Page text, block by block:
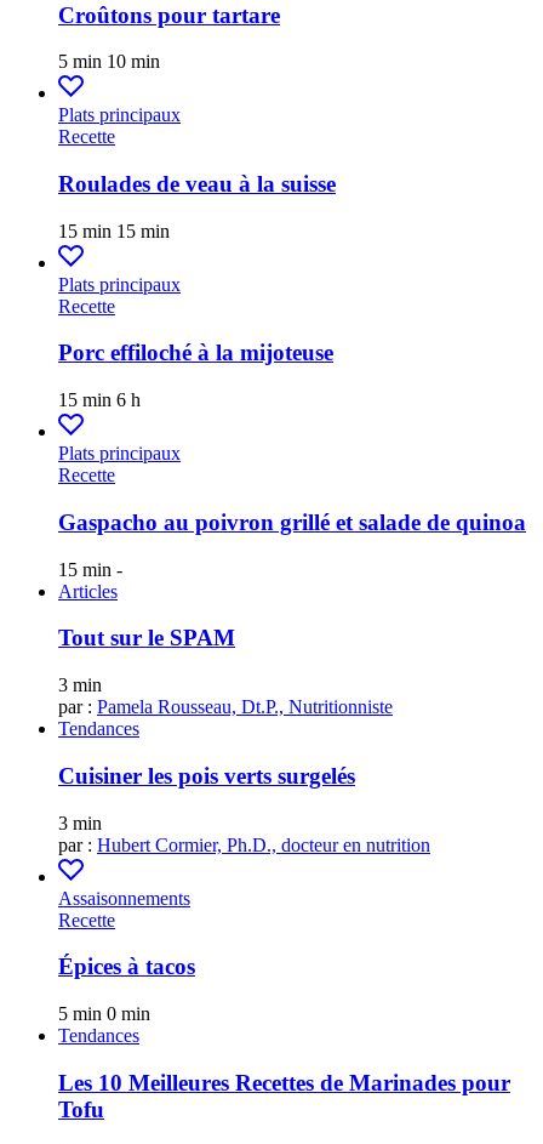
Croûtons pour tartare
5 min 10 min
Plats principaux
Recette
Roulades de veau à la suisse
15 min 15 min
Plats principaux
Recette
Porc effiloché à la mijoteuse
15 min 6 h
Plats principaux
Recette
Gaspacho au poivron grillé et salade de quinoa
15 min -
Articles
Tout sur le SPAM
3 min
par : Pamela Rousseau, Dt.P., Nutritionniste
Tendances
Cuisiner les pois verts surgelés
3 min
par : Hubert Cormier, Ph.D., docteur en nutrition
Assaisonnements
Recette
Épices à tacos
5 min 0 min
Tendances
Les 10 Meilleures Recettes de Marinades pour
Tofu